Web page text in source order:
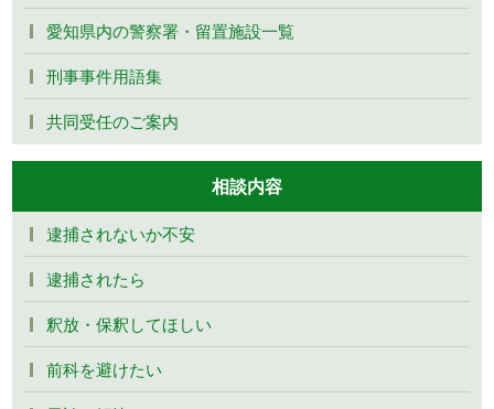
愛知県内の警察署・留置施設一覧
刑事事件用語集
共同受任のご案内
相談内容
逮捕されないか不安
逮捕されたら
釈放・保釈してほしい
前科を避けたい